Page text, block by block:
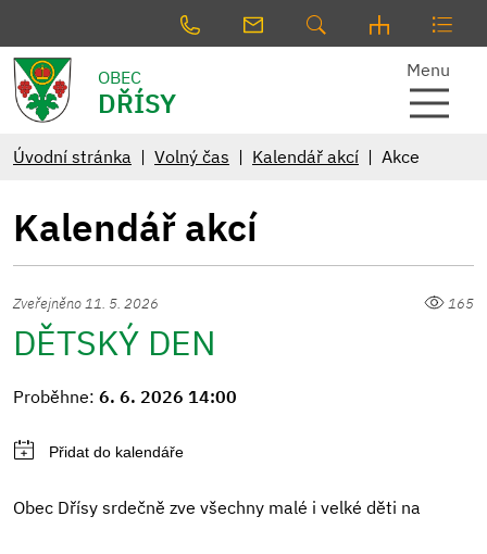
OBEC
DŘÍSY
Menu
Úvodní stránka Volný čas Kalendář akcí Akce
Kalendář akcí
Zveřejněno 11. 5. 2026 165
DĚTSKÝ DEN
Proběhne: 6. 6. 2026 14:00
Obec Dřísy srdečně zve všechny malé i velké děti na